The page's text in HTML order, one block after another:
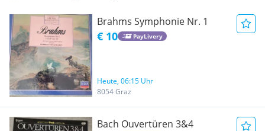
Brahms Symphonie Nr. 1
€ 10 PayLivery
Heute, 06:15 Uhr
8054 Graz
Bach Ouvertüren 3&4